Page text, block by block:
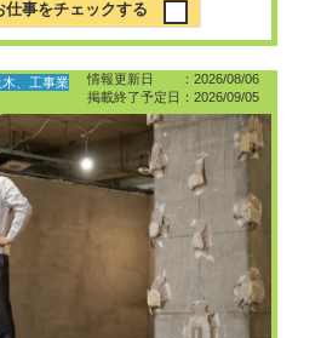
仕事をチェックする
情報更新日 ：2026/08/06
掲載終了予定日：2026/09/05
、工事業